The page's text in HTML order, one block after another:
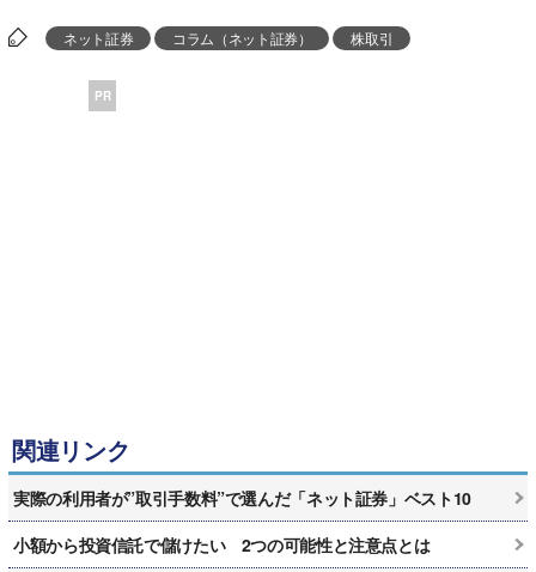
ネット証券 コラム（ネット証券） 株取引
PR
関連リンク
実際の利用者が”取引手数料”で選んだ「ネット証券」ベスト10
小額から投資信託で儲けたい 2つの可能性と注意点とは